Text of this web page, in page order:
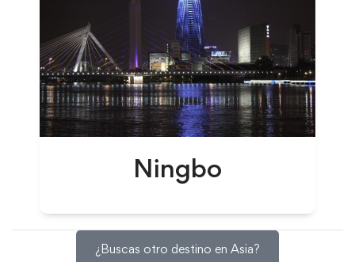
Ningbo
¿Buscas otro destino en Asia?